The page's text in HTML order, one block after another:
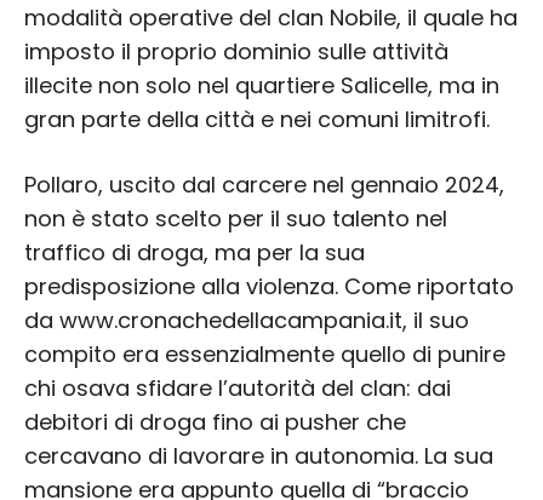
modalità operative del clan Nobile, il quale ha
imposto il proprio dominio sulle attività
illecite non solo nel quartiere Salicelle, ma in
gran parte della città e nei comuni limitrofi.
Pollaro, uscito dal carcere nel gennaio 2024,
non è stato scelto per il suo talento nel
traffico di droga, ma per la sua
predisposizione alla violenza. Come riportato
da www.cronachedellacampania.it, il suo
compito era essenzialmente quello di punire
chi osava sfidare l’autorità del clan: dai
debitori di droga fino ai pusher che
cercavano di lavorare in autonomia. La sua
mansione era appunto quella di “braccio